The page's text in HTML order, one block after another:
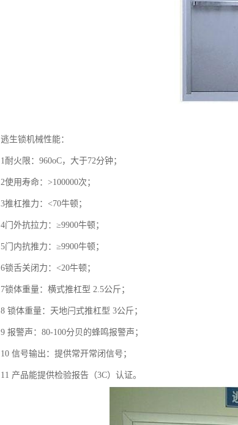
逃生锁机械性能：
1耐火限：960oC，大于72分钟；
2使用寿命：>100000次；
3推杠推力：<70牛顿；
4门外抗拉力：≥9900牛顿；
5门内抗推力：≥9900牛顿；
6锁舌关闭力：<20牛顿；
7锁体重量：横式推杠型 2.5公斤；
8 锁体重量：天地闩式推杠型 3公斤；
9 报警声：80-100分贝的蜂鸣报警声；
10 信号输出：提供常开常闭信号；
11 产品能提供检验报告（3C）认证。